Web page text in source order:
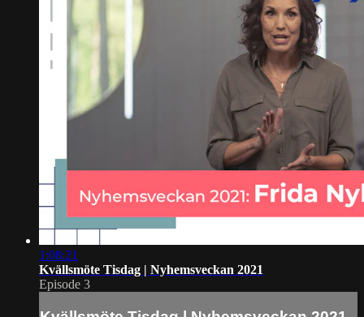
1:08:21
Kvällsmöte Tisdag | Nyhemsveckan 2021
Episode 3